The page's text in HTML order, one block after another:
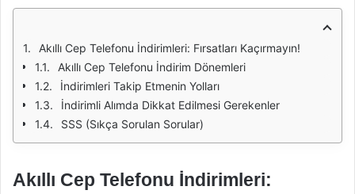
Akıllı Cep Telefonu İndirimleri: Fırsatları Kaçırmayın!
Akıllı Cep Telefonu İndirim Dönemleri
İndirimleri Takip Etmenin Yolları
İndirimli Alımda Dikkat Edilmesi Gerekenler
SSS (Sıkça Sorulan Sorular)
Akıllı Cep Telefonu İndirimleri: